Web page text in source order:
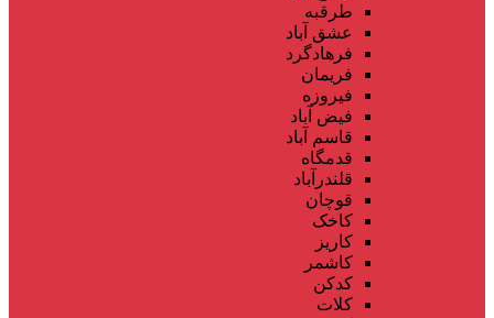
طرقبه
عشق آباد
فرهادگرد
فریمان
فیروزه
فیض آباد
قاسم آباد
قدمگاه
قلندرآباد
قوچان
کاخک
کاریز
کاشمر
کدکن
کلات